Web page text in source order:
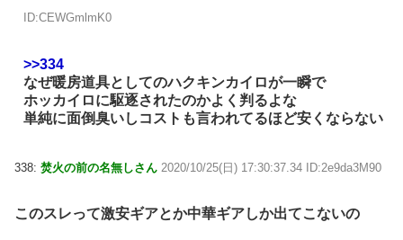
ID:CEWGmlmK0
>>334
なぜ暖房道具としてのハクキンカイロが一瞬で
ホッカイロに駆逐されたのかよく判るよな
単純に面倒臭いしコストも言われてるほど安くならない
338: 焚火の前の名無しさん 2020/10/25(日) 17:30:37.34 ID:2e9da3M90
このスレって激安ギアとか中華ギアしか出てこないの